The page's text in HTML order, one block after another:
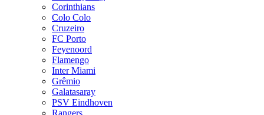
Corinthians
Colo Colo
Cruzeiro
FC Porto
Feyenoord
Flamengo
Inter Miami
Grêmio
Galatasaray
PSV Eindhoven
Rangers